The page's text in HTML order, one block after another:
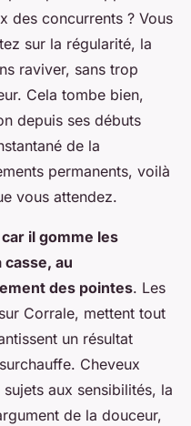
des concurrents ? Vous
sur la régularité, la
raviver, sans trop
Cela tombe bien,
depuis ses débuts
de la
permanents, voilà
vous attendez.
il gomme les
au
des pointes. Les
Corrale, mettent tout
un résultat
Cheveux
aux sensibilités, la
de la douceur,